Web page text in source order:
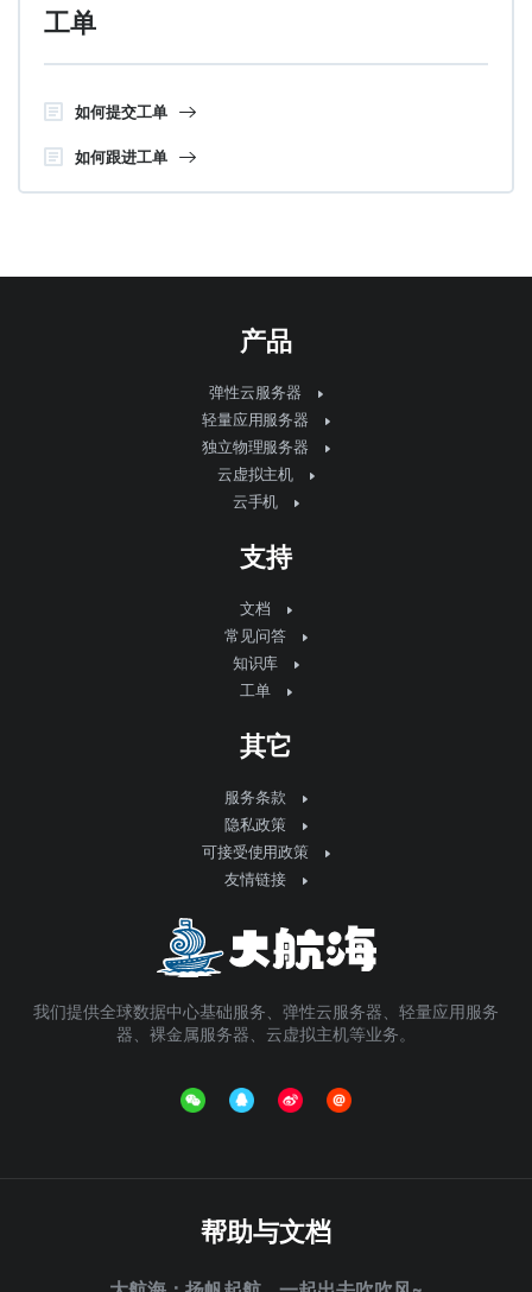
工单
如何提交工单
如何跟进工单
产品
弹性云服务器
轻量应用服务器
独立物理服务器
云虚拟主机
云手机
支持
文档
常见问答
知识库
工单
其它
服务条款
隐私政策
可接受使用政策
友情链接
我们提供全球数据中心基础服务、弹性云服务器、轻量应用服务
器、裸金属服务器、云虚拟主机等业务。
帮助与文档